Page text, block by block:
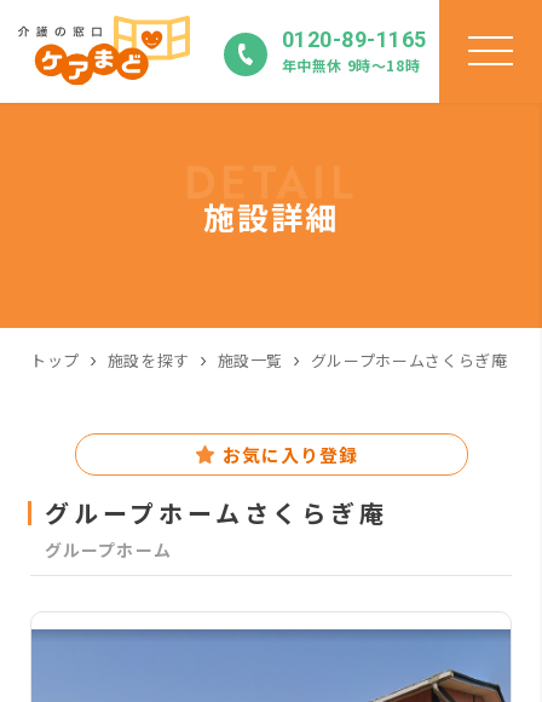
0120-89-1165
年中無休 9時〜18時
施設詳細
トップ 施設を探す 施設一覧 グループホームさくらぎ庵
お気に入り登録
グループホームさくらぎ庵
グループホーム